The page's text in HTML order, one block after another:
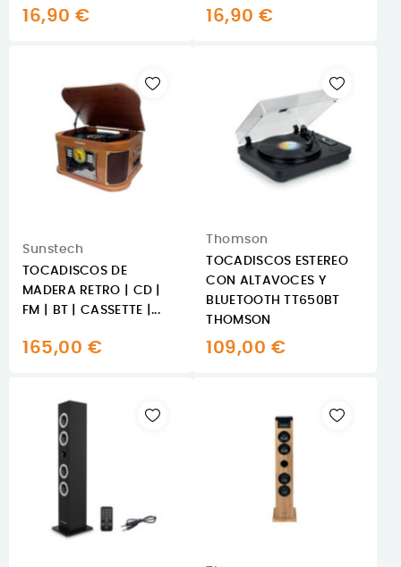
16,90 € 16,90 €
Sunstech
TOCADISCOS DE
MADERA RETRO | CD |
FM | BT | CASSETTE |...
165,00 €
Thomson
TOCADISCOS ESTEREO
CON ALTAVOCES Y
BLUETOOTH TT650BT
THOMSON
109,00 €